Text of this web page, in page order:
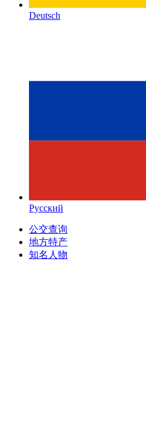
Deutsch
Русский
公交查询
地方特产
知名人物